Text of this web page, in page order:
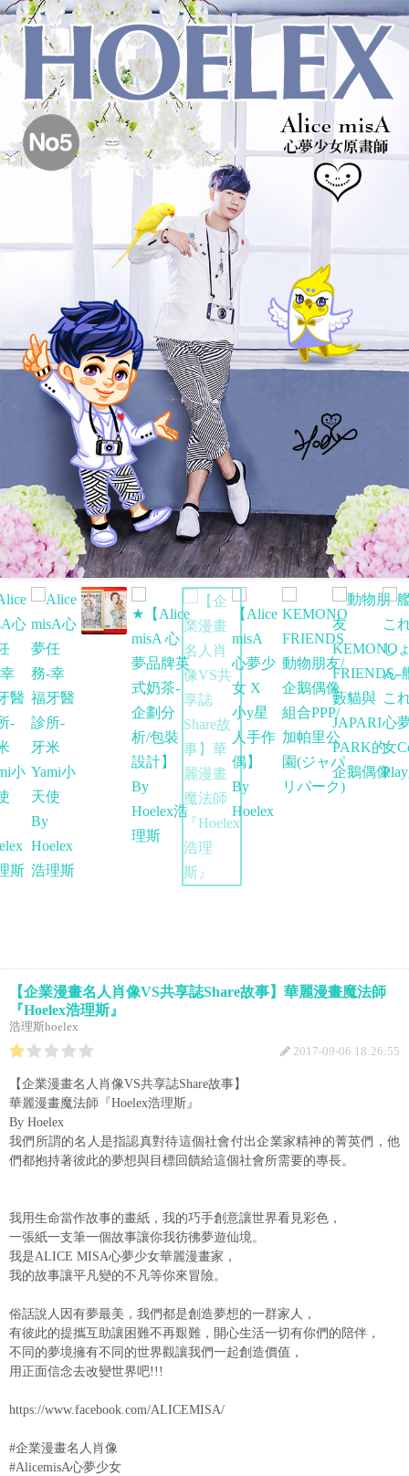
【企業漫畫名人肖像VS共享誌Share故事】華麗漫畫魔法師
『Hoelex浩理斯』
浩理斯hoelex
2017-09-06 18:26:55
【企業漫畫名人肖像VS共享誌Share故事】
華麗漫畫魔法師『Hoelex浩理斯』
By Hoelex
我們所謂的名人是指認真對待這個社會付出企業家精神的菁英們，他
們都抱持著彼此的夢想與目標回饋給這個社會所需要的專長。
我用生命當作故事的畫紙，我的巧手創意讓世界看見彩色，
一張紙一支筆一個故事讓你我彷彿夢遊仙境。
我是ALICE MISA心夢少女華麗漫畫家，
我的故事讓平凡變的不凡等你來冒險。
俗話說人因有夢最美，我們都是創造夢想的一群家人，
有彼此的提攜互助讓困難不再艱難，開心生活一切有你們的陪伴，
不同的夢境擁有不同的世界觀讓我們一起創造價值，
用正面信念去改變世界吧!!!
https://www.facebook.com/ALICEMISA/
#企業漫畫名人肖像
#AlicemisA心夢少女